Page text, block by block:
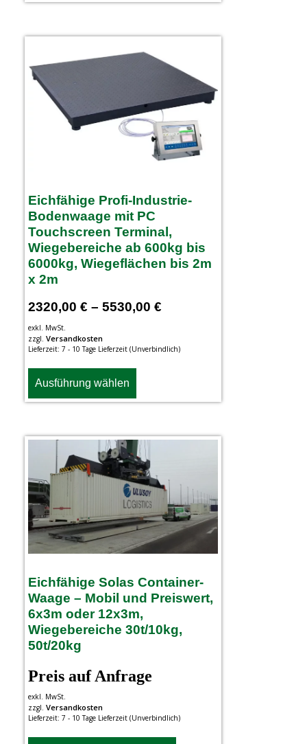
Eichfähige Profi-Industrie-
Bodenwaage mit PC
Touchscreen Terminal,
Wiegebereiche ab 600kg bis
6000kg, Wiegeflächen bis 2m
x 2m
2320,00 € – 5530,00 €
exkl. MwSt.
zzgl. Versandkosten
Lieferzeit: 7 - 10 Tage Lieferzeit (Unverbindlich)
Ausführung wählen
Eichfähige Solas Container-
Waage – Mobil und Preiswert,
6x3m oder 12x3m,
Wiegebereiche 30t/10kg,
50t/20kg
Preis auf Anfrage
exkl. MwSt.
zzgl. Versandkosten
Lieferzeit: 7 - 10 Tage Lieferzeit (Unverbindlich)